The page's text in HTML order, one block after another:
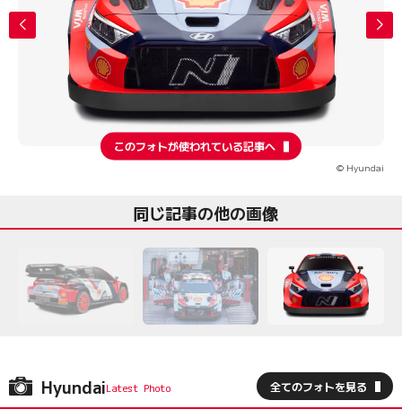
このフォトが使われている記事へ
© Hyundai
同じ記事の他の画像
Hyundai 全てのフォトを見る